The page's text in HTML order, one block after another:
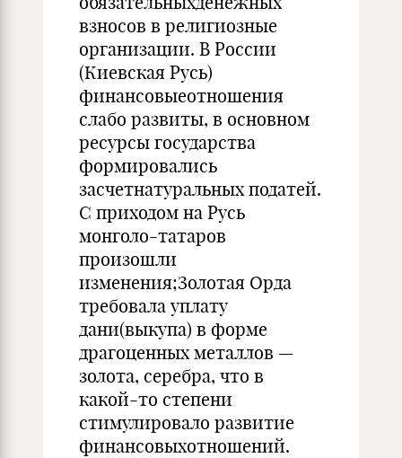
взносов в религиозные
организации. В России
(Киевская Русь)
финансовыеотношения
слабо развиты, в основном
ресурсы государства
формировались
засчетнатуральных податей.
С приходом на Русь
монголо-татаров
произошли
изменения;Золотая Орда
требовала уплату
дани(выкупа) в форме
драгоценных металлов —
золота, серебра, что в
какой-то степени
стимулировало развитие
финансовыхотношений.